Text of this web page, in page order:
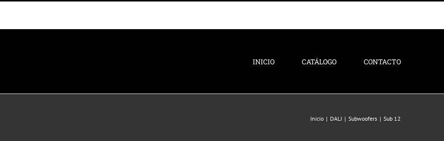
INICIO CATÁLOGO CONTACTO
Inicio DALI Subwoofers Sub 12